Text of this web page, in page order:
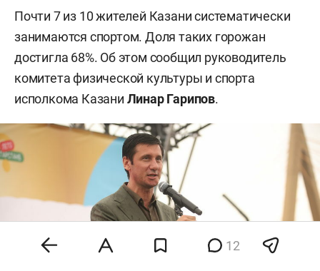
Почти 7 из 10 жителей Казани систематически
занимаются спортом. Доля таких горожан
достигла 68%. Об этом сообщил руководитель
комитета физической культуры и спорта
исполкома Казани Линар Гарипов.
12